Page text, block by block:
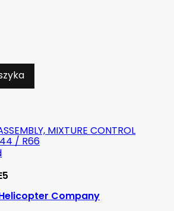
Company